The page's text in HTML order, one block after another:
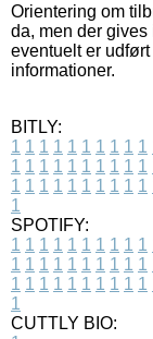
Orientering om
da, men der
eventuelt er
informationer.
BITLY:
1 1 1 1 1 1 1 1 1 1
1 1 1 1 1 1 1 1 1 1
1 1 1 1 1 1 1 1 1 1
1
SPOTIFY:
1 1 1 1 1 1 1 1 1 1
1 1 1 1 1 1 1 1 1 1
1 1 1 1 1 1 1 1 1 1
1
CUTTLY BIO: